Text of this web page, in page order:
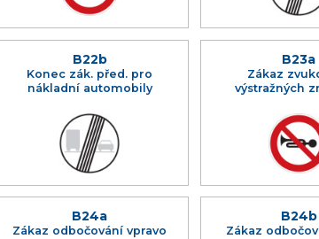
B22b
Konec zák. před. pro
nákladní automobily
B23a
Zákaz
výstražných
B24a
Zákaz odbočování vpravo
B24b
Zákaz